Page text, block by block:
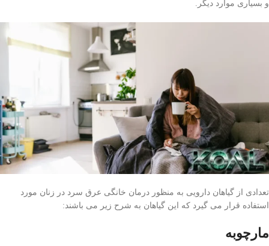
و بسیاری موارد دیگر.
تعدادی از گیاهان دارویی به منظور درمان خانگی عرق سرد در زنان مورد
استفاده قرار می گیرد که این گیاهان به شرح زیر می باشند:
مارچوبه